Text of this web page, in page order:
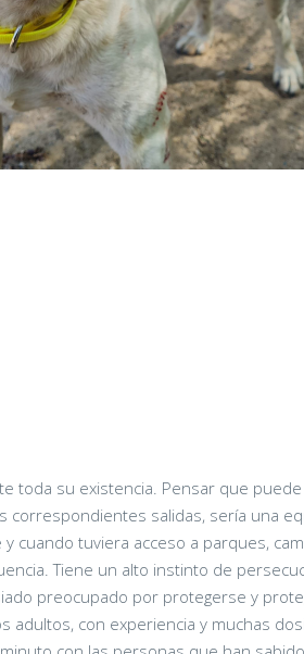
toda su existencia. Pensar que
correspondientes salidas, sería una
cuando tuviera acceso a parques,
Tiene un alto instinto de
preocupado por protegerse y
con experiencia y muchas